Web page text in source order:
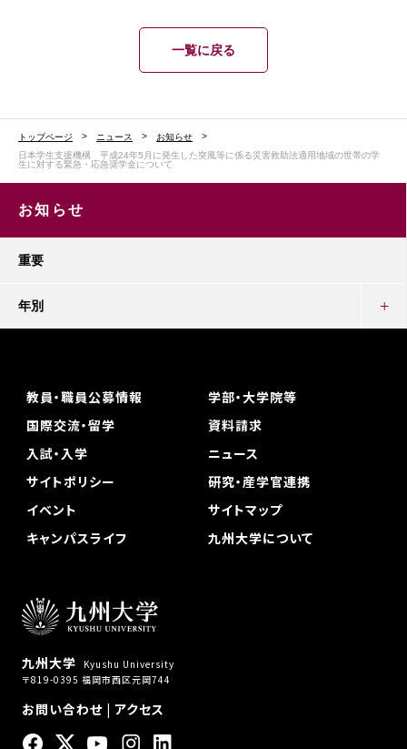
一覧に戻る
トップページ ニュース
お知らせ
日本学生支援機構 平成24年5月に発生した突風等に係る災害救助法適用地域の世帯の学
生に対する緊急・応急奨学金について
お知らせ
重要
年別
九州大学
Kyushu University
〒819-0395 福岡市西区元岡744
お問い合わせ| アクセス
教員・職員公募情報
学部・大学院等
国際交流・留学
資料請求
入試・入学
ニュース
サイトポリシー
研究・産学官連携
イベント
サイトマップ
キャンパスライフ
九州大学について